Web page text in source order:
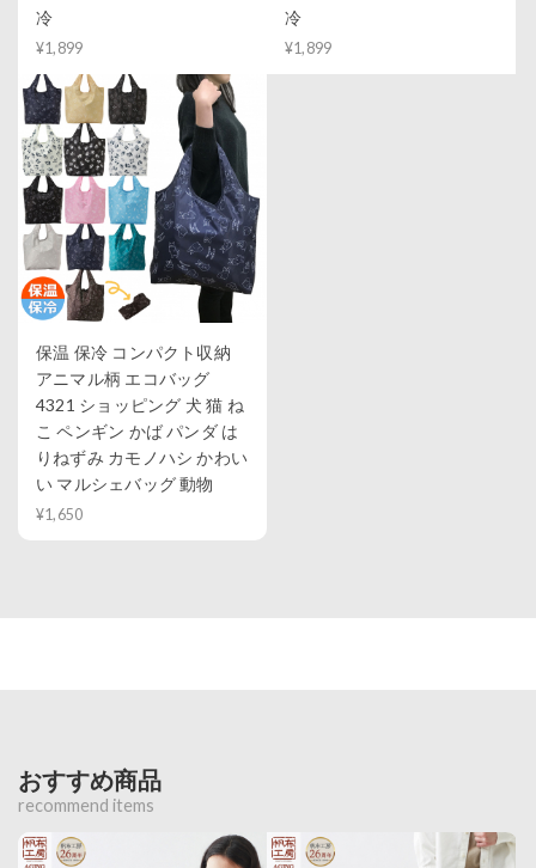
冷
¥1,899
冷
¥1,899
保温 保冷 コンパクト収納
アニマル柄 エコバッグ
4321 ショッピング 犬 猫 ね
こ ペンギン かば パンダ は
りねずみ カモノハシ かわい
い マルシェバッグ 動物
¥1,650
おすすめ商品
recommend items